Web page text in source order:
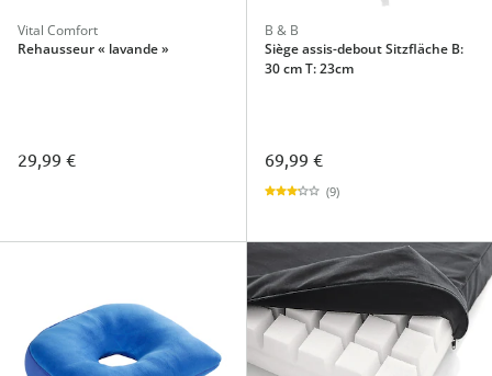
Vital Comfort
Rehausseur « lavande »
29,99 €
B & B
Siège assis-debout Sitzfläche B:
30 cm T: 23cm
69,99 €
(9)